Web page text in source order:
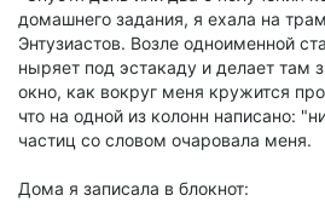
домашнего задания, я ехала на
Энтузиастов. Возле одноименной
ныряет под эстакаду и делает там
окно, как вокруг меня кружится
что на одной из колонн написано:
частиц со словом очаровала меня.
Дома я записала в блокнот: